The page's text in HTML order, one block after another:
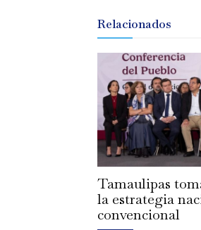
Relacionados
Tamaulipas
la estrategia
convencional